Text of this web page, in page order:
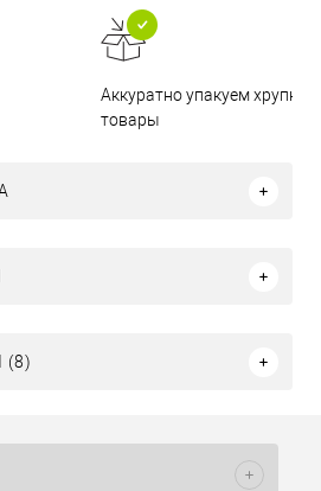
Аккуратно упакуем хрупкие
товары
(8)